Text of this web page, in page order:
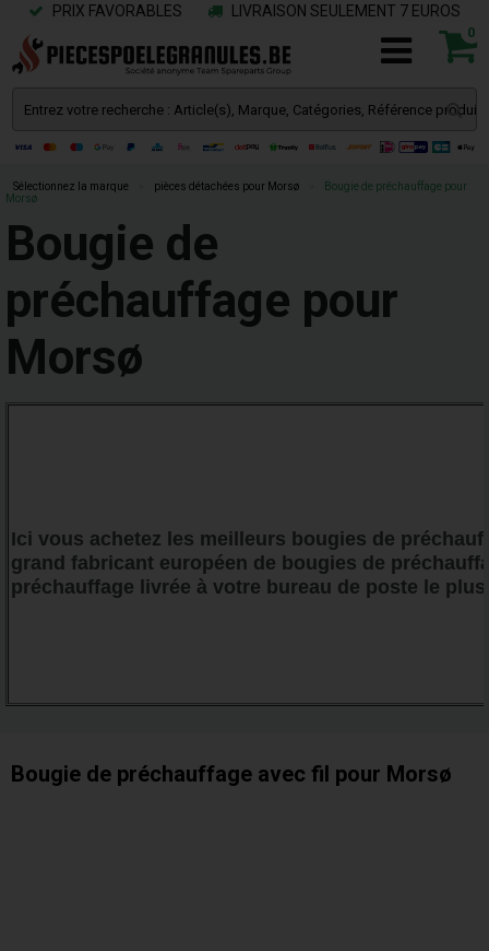
PRIX FAVORABLES LIVRAISON SEULEMENT 7 EUROS
0
Sélectionnez la marque pièces détachées pour Morsø
Bougie de préchauffage pour
Morsø
Bougie de
préchauffage pour
Morsø
Ici vous achetez les meilleurs bougies de
grand fabricant européen de bougies de
préchauffage livrée à votre bureau de poste le
Bougie de préchauffage avec fil pour Morsø